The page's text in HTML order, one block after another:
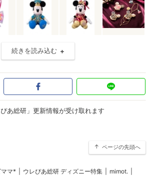
続きを読み込む
あ総研」更新情報が受け取れます
ページの先頭へ
マ* ウレぴあ総研 ディズニー特集 mimot.